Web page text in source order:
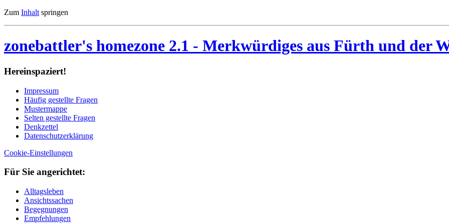
Zum Inhalt springen
zonebattler's homezone 2.1 - Merkwürdiges aus Fürth und der
Her­ein­spa­ziert!
Im­pres­sum
Häu­fig ge­stell­te Fra­gen
Mu­ster­map­pe
Sel­ten ge­stell­te Fra­gen
Denk­zet­tel
Da­ten­schutz­er­klä­rung
Cookie-Einstellungen
Für Sie an­ge­rich­tet:
Alltagsleben
Ansichtssachen
Begegnungen
Empfehlungen